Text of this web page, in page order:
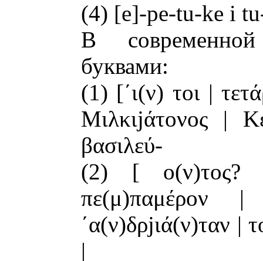
(4) [e]-pe-tu-ke i
В
буквами:
(1) [΄ι(ν) τοι |
Μιλκιjάτονος |
βασιλεύ-
(2) [ ο(ν)τος?
΄α(ν)δρjιά(ν)ταν |
|